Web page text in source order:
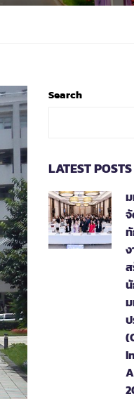
Search
LATEST POSTS